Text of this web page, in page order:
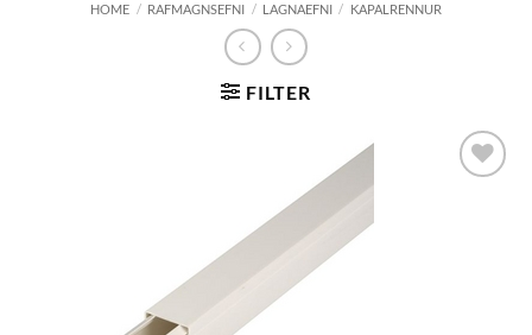
HOME / RAFMAGNSEFNI / LAGNAEFNI / KAPALRENNUR
FILTER